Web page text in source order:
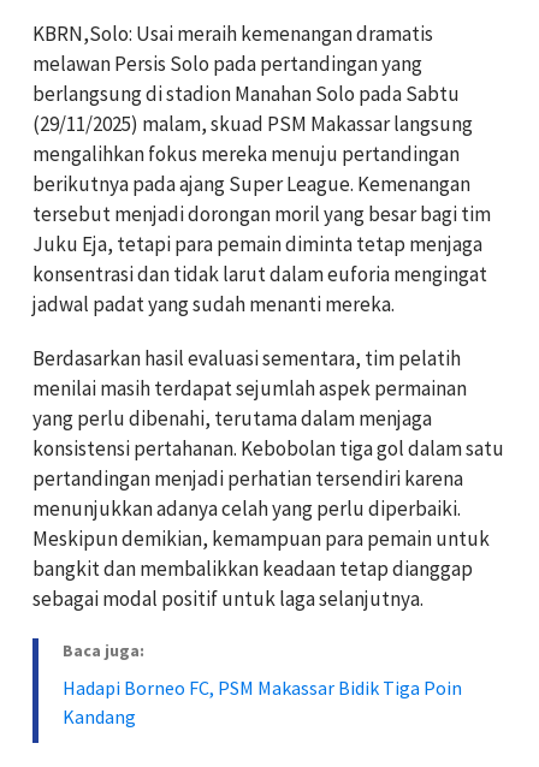
KBRN,Solo: Usai meraih kemenangan dramatis
melawan Persis Solo pada pertandingan yang
berlangsung di stadion Manahan Solo pada Sabtu
(29/11/2025) malam, skuad PSM Makassar langsung
mengalihkan fokus mereka menuju pertandingan
berikutnya pada ajang Super League. Kemenangan
tersebut menjadi dorongan moril yang besar bagi tim
Juku Eja, tetapi para pemain diminta tetap menjaga
konsentrasi dan tidak larut dalam euforia mengingat
jadwal padat yang sudah menanti mereka.
Berdasarkan hasil evaluasi sementara, tim pelatih
menilai masih terdapat sejumlah aspek permainan
yang perlu dibenahi, terutama dalam menjaga
konsistensi pertahanan. Kebobolan tiga gol dalam satu
pertandingan menjadi perhatian tersendiri karena
menunjukkan adanya celah yang perlu diperbaiki.
Meskipun demikian, kemampuan para pemain untuk
bangkit dan membalikkan keadaan tetap dianggap
sebagai modal positif untuk laga selanjutnya.
Baca juga:
Hadapi Borneo FC, PSM Makassar Bidik Tiga Poin
Kandang